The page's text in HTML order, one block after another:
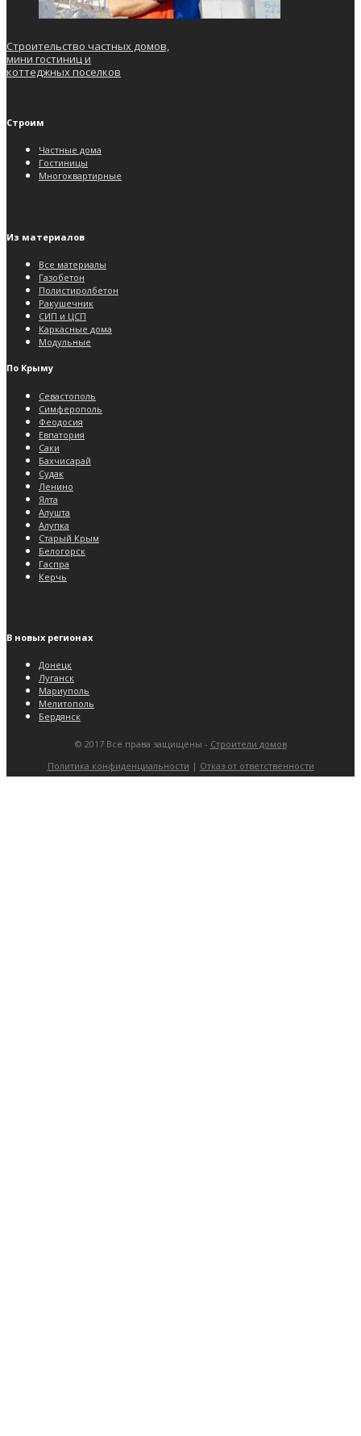
Строительство частных домов,
мини гостиниц и
коттеджных поселков
Строим
Частные дома
Гостиницы
Многоквартирные
Из материалов
Все материалы
Газобетон
Полистиролбетон
Ракушечник
СИП и ЦСП
Каркасные дома
Модульные
По Крыму
Севастополь
Симферополь
Феодосия
Евпатория
Саки
Бахчисарай
Судак
Ленино
Ялта
Алушта
Алупка
Старый Крым
Белогорск
Гаспра
Керчь
В новых регионах
Донецк
Луганск
Мариуполь
Мелитополь
Бердянск
© 2017 Все права защищены - Строители домов
Политика конфиденциальности | Отказ от ответственности